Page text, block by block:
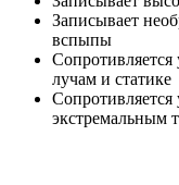
Записывает
вспыпы
лучам и статике
экстремальным